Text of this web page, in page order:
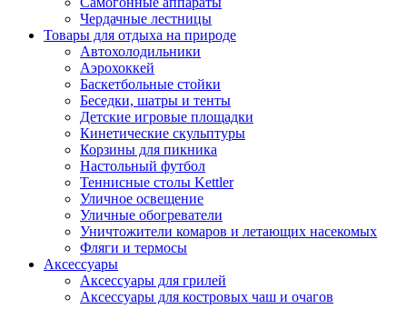
Чердачные лестницы
Товары для отдыха на природе
Автохолодильники
Аэрохоккей
Баскетбольные стойки
Беседки, шатры и тенты
Детские игровые площадки
Кинетические скульптуры
Корзины для пикника
Настольный футбол
Теннисные столы Kettler
Уличное освещение
Уличные обогреватели
Уничтожители комаров и летающих насекомых
Фляги и термосы
Аксессуары
Аксессуары для грилей
Аксессуары для костровых чаш и очагов